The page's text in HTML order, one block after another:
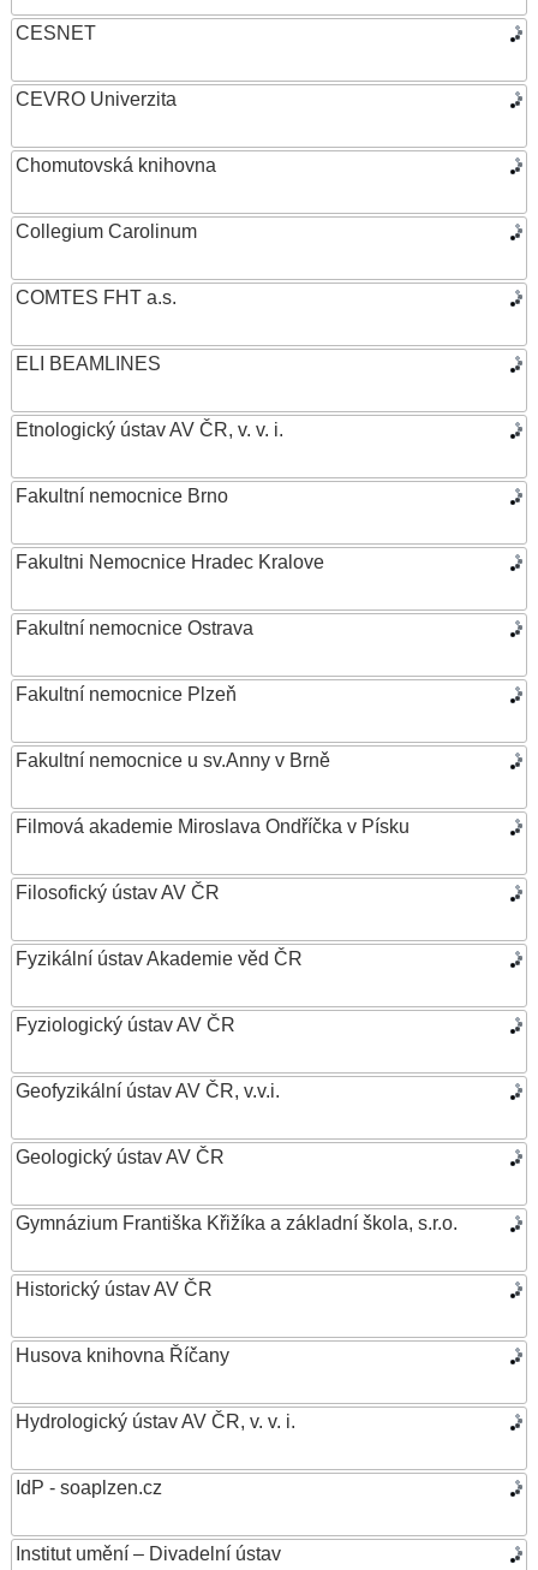
CESNET
CEVRO Univerzita
Chomutovská knihovna
Collegium Carolinum
COMTES FHT a.s.
ELI BEAMLINES
Etnologický ústav AV ČR, v. v. i.
Fakultní nemocnice Brno
Fakultni Nemocnice Hradec Kralove
Fakultní nemocnice Ostrava
Fakultní nemocnice Plzeň
Fakultní nemocnice u sv.Anny v Brně
Filmová akademie Miroslava Ondříčka v Písku
Filosofický ústav AV ČR
Fyzikální ústav Akademie věd ČR
Fyziologický ústav AV ČR
Geofyzikální ústav AV ČR, v.v.i.
Geologický ústav AV ČR
Gymnázium Františka Křižíka a základní škola, s.r.o.
Historický ústav AV ČR
Husova knihovna Říčany
Hydrologický ústav AV ČR, v. v. i.
IdP - soaplzen.cz
Institut umění – Divadelní ústav